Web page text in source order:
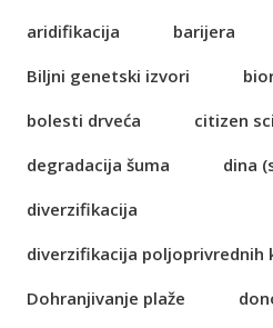
aridifikacija
barijera
Biljni genetski izvori
bolesti drveća
citizen
degradacija šuma
dina
diverzifikacija
diverzifikacija poljoprivrednih
Dohranjivanje plaže